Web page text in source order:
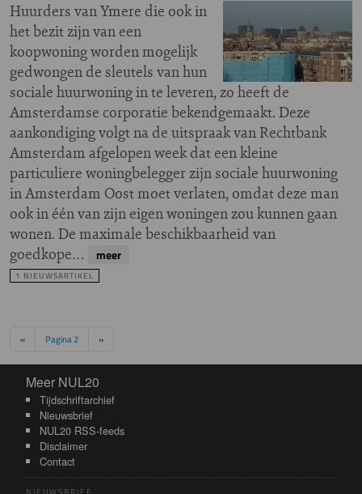
Huurders van Ymere die ook in
het bezit zijn van een
koopwoning worden mogelijk
gedwongen de sleutels van hun
sociale huurwoning in te leveren, zo heeft de
Amsterdamse corporatie bekendgemaakt. Deze
aankondiging volgt na de uitspraak van Rechtbank
Amsterdam afgelopen week dat een kleine
particuliere woningbelegger zijn sociale huurwoning
in Amsterdam Oost moet verlaten, omdat deze man
ook in één van zijn eigen woningen zou kunnen gaan
wonen. De maximale beschikbaarheid van
goedkope…
meer
1 NIEUWSARTIKEL
Paginering
Vorige pagina
‹‹ Pagina 2 Volgende pagina
››
Meer NUL20
Meer NUL20
Tijdschriftarchief
Nieuwsbrief
NUL20 RSS-feeds
Disclaimer
Contact